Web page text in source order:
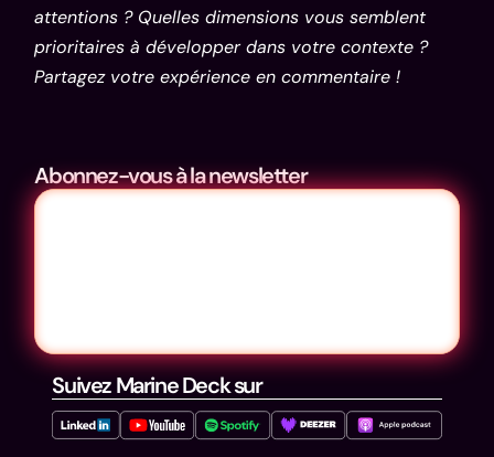
attentions ? Quelles dimensions vous semblent
prioritaires à développer dans votre contexte ?
Partagez votre expérience en commentaire !
Abonnez-vous à la newsletter
Suivez Marine Deck sur